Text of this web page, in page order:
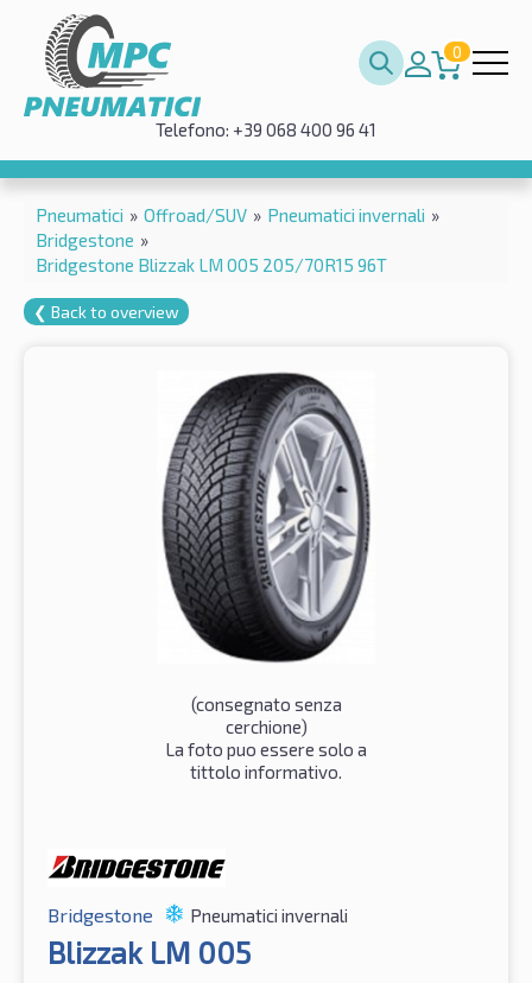
0
Telefono: +39 068 400 96 41
Pneumatici » Offroad/SUV » Pneumatici invernali »
Bridgestone »
Bridgestone Blizzak LM 005 205/70R15 96T
❮ Back to overview
(consegnato senza
cerchione)
La foto puo essere solo a
tittolo informativo.
Bridgestone Pneumatici invernali
Blizzak LM 005